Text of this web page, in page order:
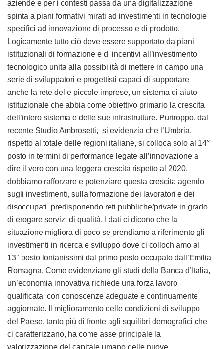
aziende e per i contesti passa da una digitalizzazione
spinta a piani formativi mirati ad investimenti in tecnologie
specifici ad innovazione di processo e di prodotto.
Logicamente tutto ciò deve essere supportato da piani
istituzionali di formazione e di incentivi all’investimento
tecnologico unita alla possibilità di mettere in campo una
serie di sviluppatori e progettisti capaci di supportare
anche la rete delle piccole imprese, un sistema di aiuto
istituzionale che abbia come obiettivo primario la crescita
dell’intero sistema e delle sue infrastrutture. Purtroppo, dal
recente Studio Ambrosetti, si evidenzia che l’Umbria,
rispetto al totale delle regioni italiane, si colloca solo al 14°
posto in termini di performance legate all’innovazione a
dire il vero con una leggera crescita rispetto al 2020,
dobbiamo rafforzare e potenziare questa crescita agendo
sugli investimenti, sulla formazione dei lavoratori e dei
disoccupati, predisponendo reti pubbliche/private in grado
di erogare servizi di qualità. I dati ci dicono che la
situazione migliora di poco se prendiamo a riferimento gli
investimenti in ricerca e sviluppo dove ci collochiamo al
13° posto lontanissimi dal primo posto occupato dall’Emilia
Romagna. Come evidenziano gli studi della Banca d’Italia,
un’economia innovativa richiede una forza lavoro
qualificata, con conoscenze adeguate e continuamente
aggiornate. Il miglioramento delle condizioni di sviluppo
del Paese, tanto più di fronte agli squilibri demografici che
ci caratterizzano, ha come asse principale la
valorizzazione del capitale umano delle nuove